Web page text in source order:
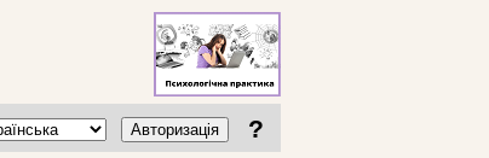
Авторизація ?